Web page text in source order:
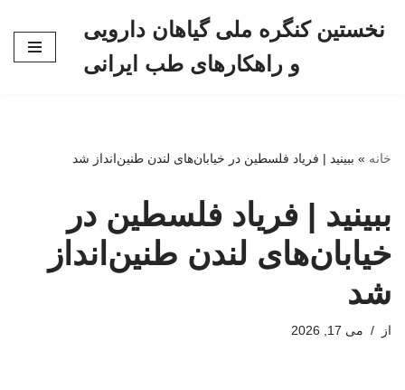
نخستین کنگره ملی گیاهان دارویی
و راهکارهای طب ایرانی
خانه » ببینید | فریاد فلسطین در خیابان‌های لندن طنین‌انداز شد
ببینید | فریاد فلسطین در
خیابان‌های لندن طنین‌انداز
شد
از می 17, 2026